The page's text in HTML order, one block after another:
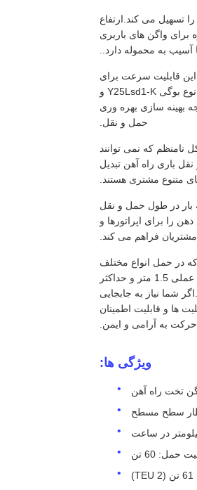
تسهیل می کند.ارتفاع
واگن های باربری
به محموله دارد..
عملیاتی 100 کیلومتر در ساعت است.این قابلیت سرعت برای
اپراتورهای باربری که نیاز به تحویل به موقع کالاها بدون به خطر انداختن ایمنی یا ثبات دارند، مهم است.ترکیب نوع بوگی Y25Lsd1-K و
بهینه سازی بهره وری
حمل و نقل.
که نمی توانند
باری راه آهن تبدیل
متنوع مشتری هستند.
بار در طول حمل و نقل
را برای اپراتورها و
مشتریان فراهم می کند.
در حمل انواع مختلف
کالا در سراسر شبکه های راه آهن برجسته است.با نوع قابل اعتماد Y25Lsd1-K بوگی، ساخت فولادی، ارتفاع عملی 1.5 متر و حداکثر
شما نیاز به جابجایی
ها و قابلیت اطمینان
به آرامی و ایمن.
ویژگی ها:
تخت راه آهن
سطح مسطح
حمل: 60 تن